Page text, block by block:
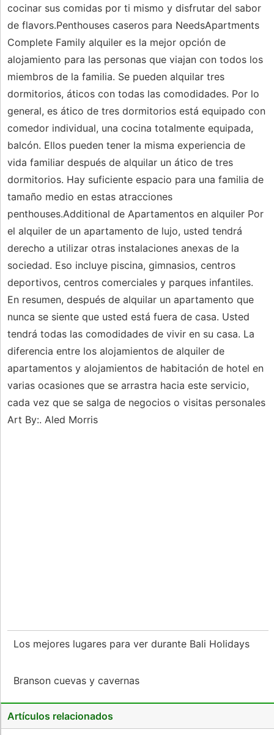
cocinar sus comidas por ti mismo y disfrutar del sabor
de flavors.Penthouses caseros para NeedsApartments
Complete Family alquiler es la mejor opción de
alojamiento para las personas que viajan con todos los
miembros de la familia. Se pueden alquilar tres
dormitorios, áticos con todas las comodidades. Por lo
general, es ático de tres dormitorios está equipado con
comedor individual, una cocina totalmente equipada,
balcón. Ellos pueden tener la misma experiencia de
vida familiar después de alquilar un ático de tres
dormitorios. Hay suficiente espacio para una familia de
tamaño medio en estas atracciones
penthouses.Additional de Apartamentos en alquiler Por
el alquiler de un apartamento de lujo, usted tendrá
derecho a utilizar otras instalaciones anexas de la
sociedad. Eso incluye piscina, gimnasios, centros
deportivos, centros comerciales y parques infantiles.
En resumen, después de alquilar un apartamento que
nunca se siente que usted está fuera de casa. Usted
tendrá todas las comodidades de vivir en su casa. La
diferencia entre los alojamientos de alquiler de
apartamentos y alojamientos de habitación de hotel en
varias ocasiones que se arrastra hacia este servicio,
cada vez que se salga de negocios o visitas personales
Art By:. Aled Morris
Los mejores lugares para ver durante Bali Holidays
Branson cuevas y cavernas
Artículos relacionados